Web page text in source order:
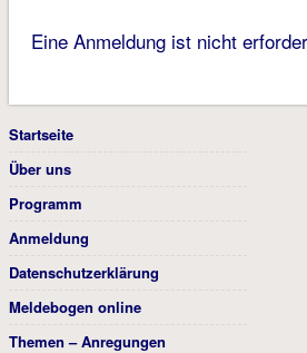
Eine Anmeldung ist nicht
Startseite
Über uns
Programm
Anmeldung
Datenschutzerklärung
Meldebogen online
Themen – Anregungen